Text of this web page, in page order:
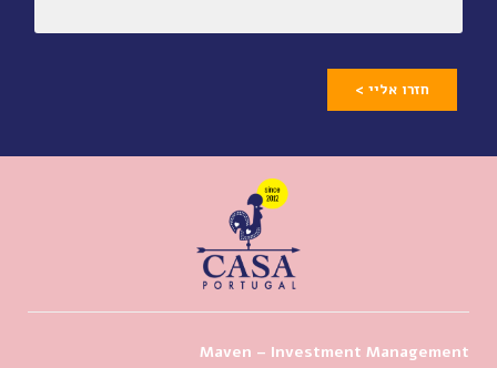
חזרו אליי >
Maven – Investment Management